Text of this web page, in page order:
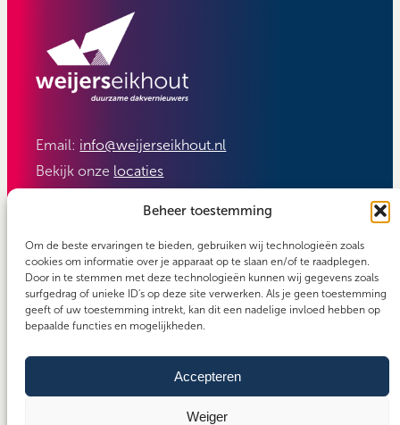
Beheer toestemming
Om de beste ervaringen te bieden, gebruiken wij technologieën zoals
cookies om informatie over je apparaat op te slaan en/of te raadplegen.
Door in te stemmen met deze technologieën kunnen wij gegevens zoals
surfgedrag of unieke ID's op deze site verwerken. Als je geen toestemming
geeft of uw toestemming intrekt, kan dit een nadelige invloed hebben op
bepaalde functies en mogelijkheden.
Accepteren
Weiger
Email: info@weijerseikhout.nl
Bekijk onze locaties
Copyright 2026 - Weijerseikhout